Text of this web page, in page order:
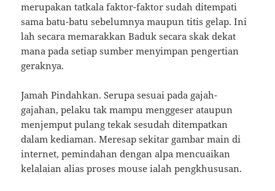
merupakan tatkala faktor-faktor sudah ditempati
sama batu-batu sebelumnya maupun titis gelap. Ini
lah secara memarakkan Baduk secara skak dekat
mana pada setiap sumber menyimpan pengertian
geraknya.
Jamah Pindahkan. Serupa sesuai pada gajah-
gajahan, pelaku tak mampu menggeser ataupun
menjemput pulang tekak sesudah ditempatkan
dalam kediaman. Meresap sekitar gambar main di
internet, pemindahan dengan alpa mencuaikan
kelalaian alias proses mouse ialah pengkhususan.